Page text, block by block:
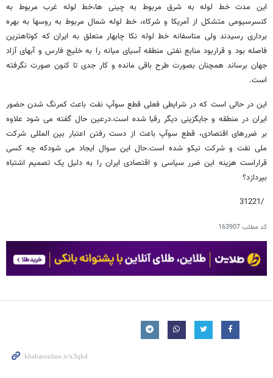
این مدت خط لوله به شرق مربوط به چینی ها،خط لوله غرب مربوط به
کنسرسیومی متشکل از آمریکا و شرکاء، خط لوله شمال مربوط به روسها به بهره
برداری رسیدند ولی متاسفانه خط لوله نکا چابهار متعلق به ایران که کوتاهترین
فاصله بود و قراربود منابع نفتی منطقه آسیای میانه را به خلیج فارس و آبهای آزاد
جهان برساند همچنان بصورت طرح باقی مانده و کار جدی تا کنون صورت نگرفته
است.
این در حالی است که در شرایطی فعلی قطع سوآپ نفت باعث کمرنگ شدن حضور
ایران در منطقه و جایگزینی دیگر رقبا شده است.درعین حال گفته می شود علاوه
بر ضررهای اقتصادی، قطع سوآپ باعث از دست رفتن اعتبار بین المللی شرکت
ملی نفت و شرکت نیکو شده است.حال این سوال ایجاد می شودکه چه کسی
قراراست هزینه این ضرر سیاسی و اقتصادی ایران را به دلیل یک تصمیم اشتباه
بپردازد؟
/31221
کد مطلب163907